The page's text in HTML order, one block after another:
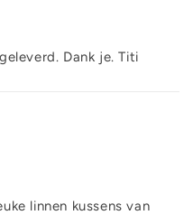
Dank je. Titi
linnen kussens van